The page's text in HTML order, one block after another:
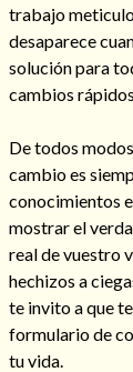
Tu consulta al
Alejamiento
Amarres
(145)
Cartomancia
Cómo recuperar
Endulzamiento
trabajo
desaparece
solución para
cambios
De todos
cambio es
conocimientos
mostrar el
real de vuestro
hechizos a
te invito a que
formulario de
tu vida.